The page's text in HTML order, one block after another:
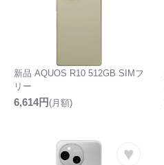
新品 AQUOS R10 512GB SIMフ
リー
6,614円(月額)
♥